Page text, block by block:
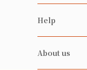
Health-
Alcohol
Happy
雲南搜食記
Help
FAQ
About us